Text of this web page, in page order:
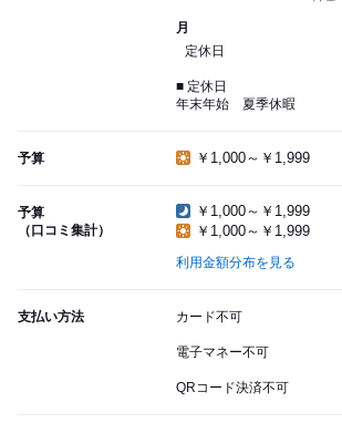
月
定休日
■ 定休日
年末年始 夏季休暇
予算 ￥1,000～￥1,999
予算
（口コミ集計）
￥1,000～￥1,999
￥1,000～￥1,999
利用金額分布を見る
支払い方法 カード不可
電子マネー不可
QRコード決済不可